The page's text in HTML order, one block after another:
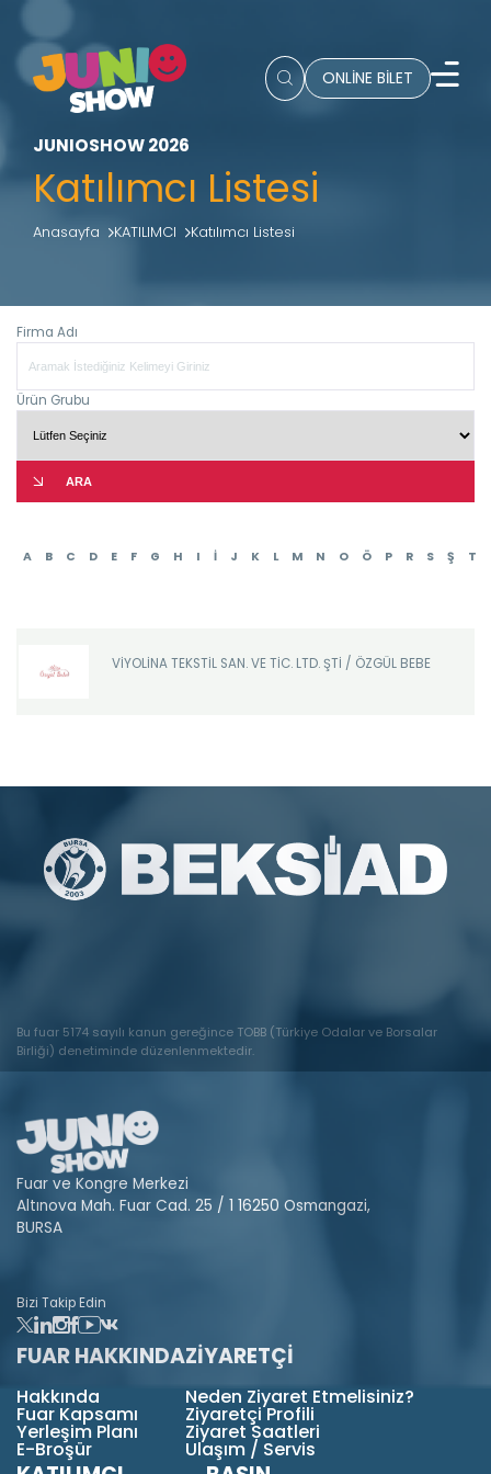
ONLİNE BİLET
JUNIOSHOW 2026
Katılımcı Listesi
Anasayfa KATILIMCI Katılımcı Listesi
Firma Adı
Ürün Grubu
ARA
A B C D E F G H I İ J K L M N O Ö P R S Ş T
VİYOLİNA TEKSTİL SAN. VE TİC. LTD. ŞTİ / ÖZGÜL BEBE
Bu fuar 5174 sayılı kanun gereğince TOBB (Türkiye Odalar ve Borsalar
Birliği) denetiminde düzenlenmektedir.
Fuar ve Kongre Merkezi
Altınova Mah. Fuar Cad. 25 / 1 16250 Osmangazi,
BURSA
Bizi Takip Edin
FUAR HAKKINDA
Hakkında
Fuar Kapsamı
Yerleşim Planı
E-Broşür
ZİYARETÇİ
Neden Ziyaret Etmelisiniz?
Ziyaretçi Profili
Ziyaret Saatleri
Ulaşım / Servis